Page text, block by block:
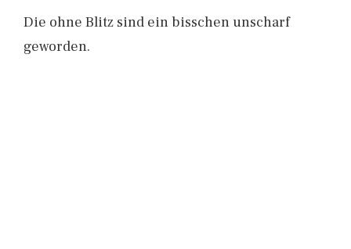
Die ohne Blitz sind ein bisschen unscharf
geworden.